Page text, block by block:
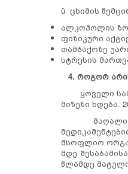
ü ცხიმის
ალკოჰოლის
ფიზიკური
თამბაქოზე
სტრესის
4. როგორ
ყოველი სამი
მიზეზი ხდება.
მაღალი
მსოფლიო
მდე
წლამდე